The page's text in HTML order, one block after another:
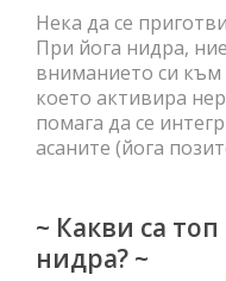
Нека да се
При йога нидра,
вниманието си към
което активира
помага да се
асаните (йога
~ Какви са
нидра? ~